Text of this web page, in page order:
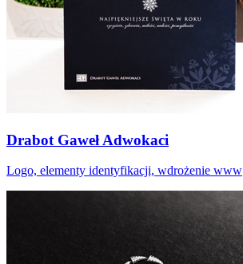
Drabot Gaweł Adwokaci
Logo, elementy identyfikacji, wdrożenie www